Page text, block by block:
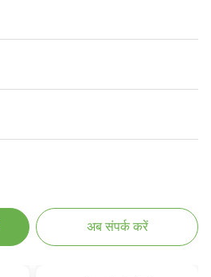
अब संपर्क करें